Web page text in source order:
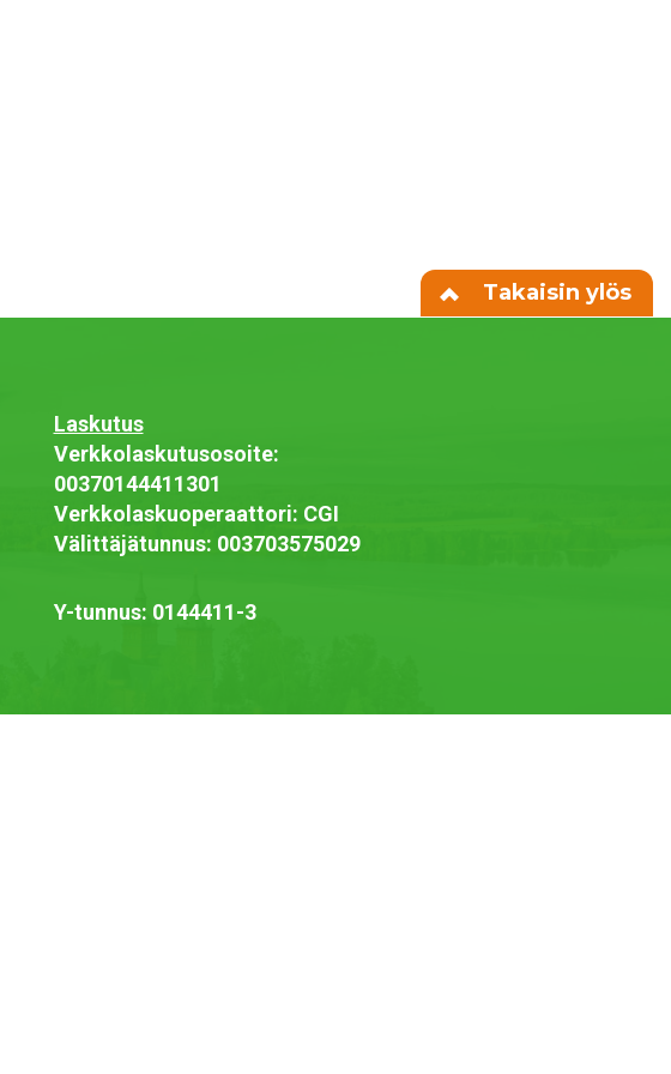
Takaisin ylös
Laskutus
Verkkolaskutusosoite:
00370144411301
Verkkolaskuoperaattori: CGI
Välittäjätunnus: 003703575029
Y-tunnus: 0144411-3